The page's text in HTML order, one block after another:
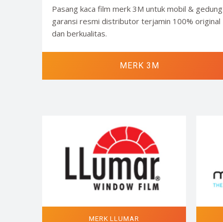
Pasang kaca film merk 3M untuk mobil & gedung
garansi resmi distributor terjamin 100% original
dan berkualitas.
MERK 3M
MERK LLUMAR